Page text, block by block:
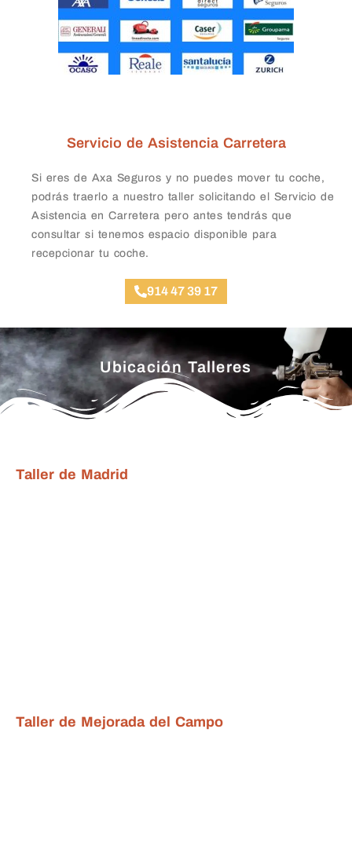
Servicio de Asistencia Carretera
Si eres de Axa Seguros y no puedes mover tu coche,
podrás traerlo a nuestro taller solicitando el Servicio de
Asistencia en Carretera pero antes tendrás que
consultar si tenemos espacio disponible para
recepcionar tu coche.
914 47 39 17
Ubicación Talleres
Taller de Madrid
Taller de Mejorada del Campo